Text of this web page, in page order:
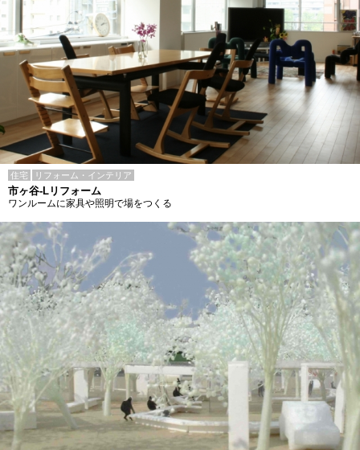
住宅 リフォーム・インテリア
市ヶ谷-Lリフォーム
ワンルームに家具や照明で場をつくる